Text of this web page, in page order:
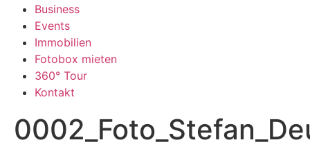
Business
Events
Immobilien
Fotobox mieten
360° Tour
Kontakt